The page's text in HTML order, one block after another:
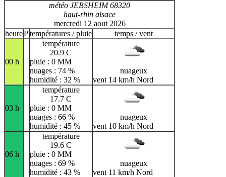
météo JEBSHEIM 68320
haut-rhin alsace
mercredi 12 aout 2026
heurePtempératures / pluie temps / vent
00 h
température
20.9 C
pluie : 0 MM
nuages : 74 %
humidité : 32 %
nuageux
vent 14 km/h Nord
03 h
température
17.7 C
pluie : 0 MM
nuages : 66 %
humidité : 45 %
nuageux
vent 10 km/h Nord
06 h
température
19.6 C
pluie : 0 MM
nuages : 69 %
humidité : 43 %
nuageux
vent 11 km/h Nord